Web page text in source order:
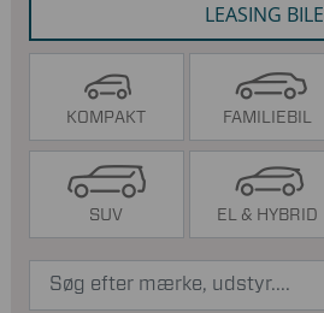
LEASING
KOMPAKT FAMILIEBIL
SUV EL & HYBRID